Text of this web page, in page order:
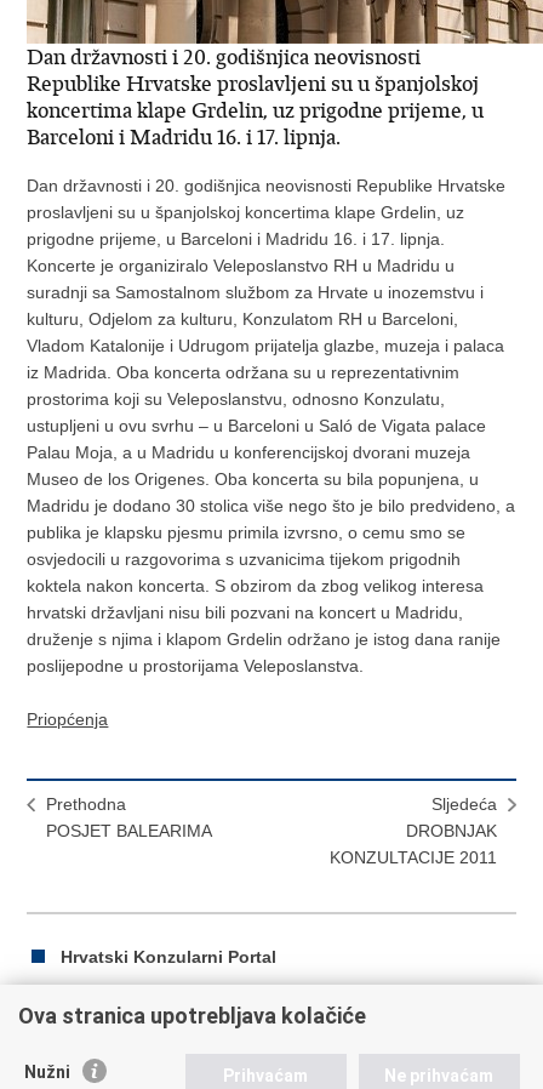
Dan državnosti i 20. godišnjica neovisnosti
Republike Hrvatske proslavljeni su u španjolskoj
koncertima klape Grdelin, uz prigodne prijeme, u
Barceloni i Madridu 16. i 17. lipnja.
Dan državnosti i 20. godišnjica neovisnosti Republike Hrvatske
proslavljeni su u španjolskoj koncertima klape Grdelin, uz
prigodne prijeme, u Barceloni i Madridu 16. i 17. lipnja.
Koncerte je organiziralo Veleposlanstvo RH u Madridu u
suradnji sa Samostalnom službom za Hrvate u inozemstvu i
kulturu, Odjelom za kulturu, Konzulatom RH u Barceloni,
Vladom Katalonije i Udrugom prijatelja glazbe, muzeja i palaca
iz Madrida. Oba koncerta održana su u reprezentativnim
prostorima koji su Veleposlanstvu, odnosno Konzulatu,
ustupljeni u ovu svrhu – u Barceloni u Saló de Vigata palace
Palau Moja, a u Madridu u konferencijskoj dvorani muzeja
Museo de los Origenes. Oba koncerta su bila popunjena, u
Madridu je dodano 30 stolica više nego što je bilo predvideno, a
publika je klapsku pjesmu primila izvrsno, o cemu smo se
osvjedocili u razgovorima s uzvanicima tijekom prigodnih
koktela nakon koncerta. S obzirom da zbog velikog interesa
hrvatski državljani nisu bili pozvani na koncert u Madridu,
druženje s njima i klapom Grdelin održano je istog dana ranije
poslijepodne u prostorijama Veleposlanstva.
Priopćenja
Prethodna
POSJET BALEARIMA
Sljedeća
DROBNJAK
KONZULTACIJE 2011
Hrvatski Konzularni Portal
Ispiši
Podijeli
Ova stranica upotrebljava kolačiće
Nužni Prihvaćam Ne prihvaćam